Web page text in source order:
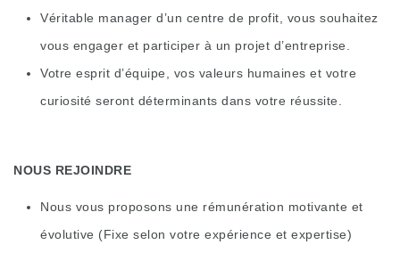
Véritable manager d’un centre de profit, vous souhaitez
vous engager et participer à un projet d’entreprise.
Votre esprit d’équipe, vos valeurs humaines et votre
curiosité seront déterminants dans votre réussite.
NOUS REJOINDRE
Nous vous proposons une rémunération motivante et
évolutive (Fixe selon votre expérience et expertise)